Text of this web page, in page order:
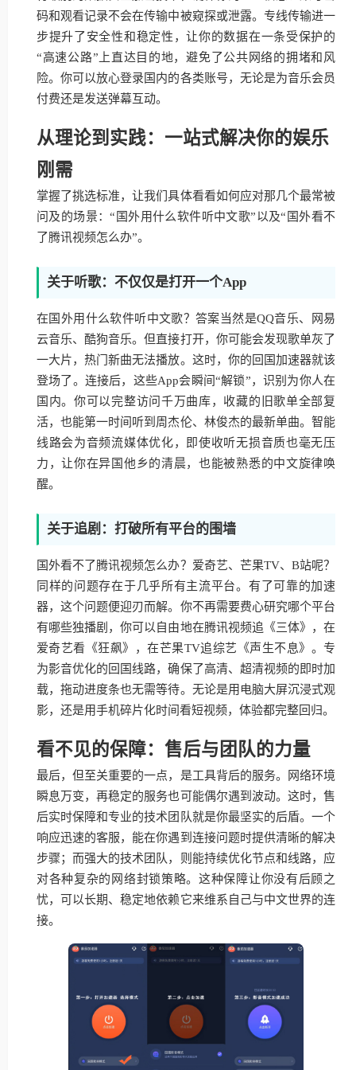
码和观看记录不会在传输中被窥探或泄露。专线传输进一
步提升了安全性和稳定性，让你的数据在一条受保护的
“高速公路”上直达目的地，避免了公共网络的拥堵和风
险。你可以放心登录国内的各类账号，无论是为音乐会员
付费还是发送弹幕互动。
从理论到实践：一站式解决你的娱乐
刚需
掌握了挑选标准，让我们具体看看如何应对那几个最常被
问及的场景：“国外用什么软件听中文歌”以及“国外看不
了腾讯视频怎么办”。
关于听歌：不仅仅是打开一个App
在国外用什么软件听中文歌？答案当然是QQ音乐、网易
云音乐、酷狗音乐。但直接打开，你可能会发现歌单灰了
一大片，热门新曲无法播放。这时，你的回国加速器就该
登场了。连接后，这些App会瞬间“解锁”，识别为你人在
国内。你可以完整访问千万曲库，收藏的旧歌单全部复
活，也能第一时间听到周杰伦、林俊杰的最新单曲。智能
线路会为音频流媒体优化，即使收听无损音质也毫无压
力，让你在异国他乡的清晨，也能被熟悉的中文旋律唤
醒。
关于追剧：打破所有平台的围墙
国外看不了腾讯视频怎么办？爱奇艺、芒果TV、B站呢？
同样的问题存在于几乎所有主流平台。有了可靠的加速
器，这个问题便迎刃而解。你不再需要费心研究哪个平台
有哪些独播剧，你可以自由地在腾讯视频追《三体》，在
爱奇艺看《狂飙》，在芒果TV追综艺《声生不息》。专
为影音优化的回国线路，确保了高清、超清视频的即时加
载，拖动进度条也无需等待。无论是用电脑大屏沉浸式观
影，还是用手机碎片化时间看短视频，体验都完整回归。
看不见的保障：售后与团队的力量
最后，但至关重要的一点，是工具背后的服务。网络环境
瞬息万变，再稳定的服务也可能偶尔遇到波动。这时，售
后实时保障和专业的技术团队就是你最坚实的后盾。一个
响应迅速的客服，能在你遇到连接问题时提供清晰的解决
步骤；而强大的技术团队，则能持续优化节点和线路，应
对各种复杂的网络封锁策略。这种保障让你没有后顾之
忧，可以长期、稳定地依赖它来维系自己与中文世界的连
接。